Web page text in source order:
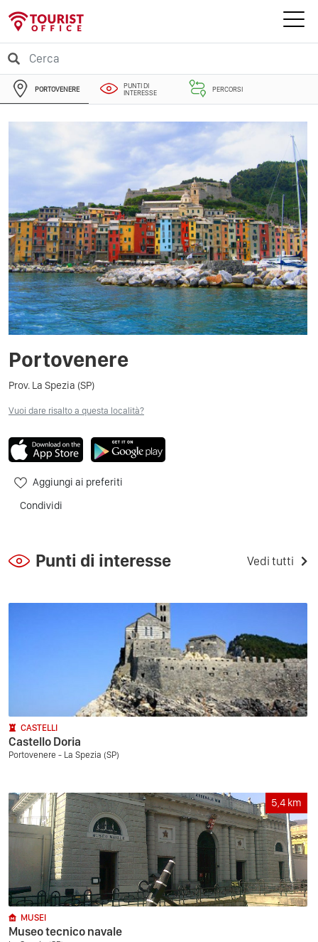
PORTOVENERE
PUNTI DI
INTERESSE
PERCORSI
Portovenere
Prov. La Spezia (SP)
Vuoi dare risalto a questa località?
Aggiungi ai preferiti
Condividi
Punti di interesse Vedi tutti
CASTELLI
Castello Doria
Portovenere - La Spezia (SP)
5,4 km
MUSEI
Museo tecnico navale